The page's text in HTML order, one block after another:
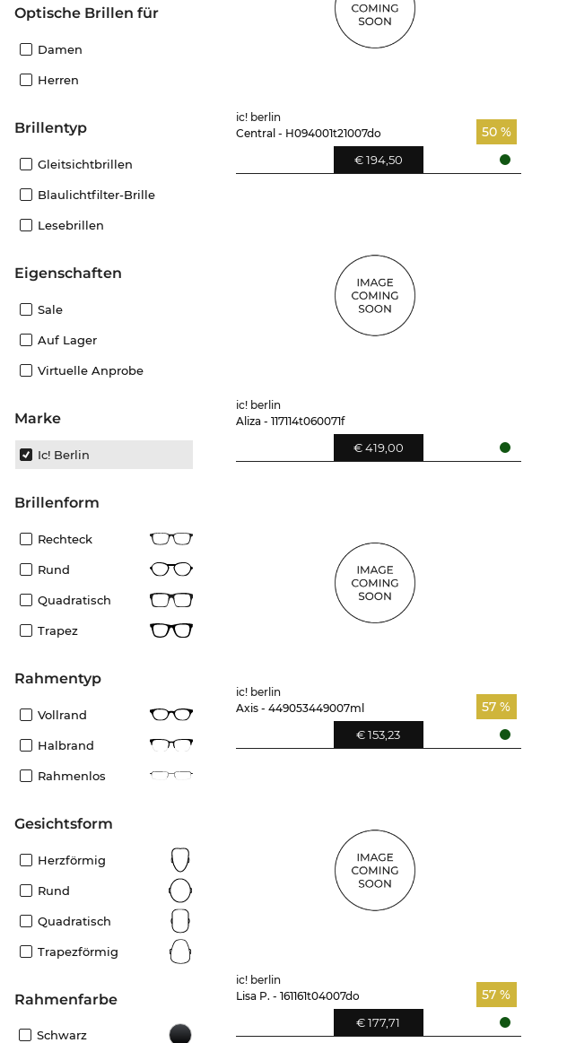
Optische Brillen für
Damen
Herren
Brillentyp
Gleitsichtbrillen
Blaulichtfilter-Brille
Lesebrillen
Eigenschaften
Sale
Auf Lager
Virtuelle Anprobe
Marke
Ic! Berlin
Brillenform
Rechteck
Rund
Quadratisch
Trapez
Rahmentyp
Vollrand
Halbrand
Rahmenlos
Gesichtsform
Herzförmig
Rund
Quadratisch
Trapezförmig
Rahmenfarbe
Schwarz
ic! berlin
Central - H094001t21007do
50 %
€ 194,50
ic! berlin
Aliza - 117114t060071f
€ 419,00
ic! berlin
Axis - 449053449007ml
57 %
€ 153,23
ic! berlin
Lisa P. - 161161t04007do
57 %
€ 177,71